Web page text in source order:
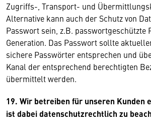
Zugriffs-, Transport- und
Alternative kann auch der Schutz von
Passwort sein, z.B. passwortgeschützte
Generation. Das Passwort sollte
sichere Passwörter entsprechen und
Kanal der entsprechend berechtigten
übermittelt werden.
19. Wir betreiben für unseren Kunden
ist dabei datenschutzrechtlich zu